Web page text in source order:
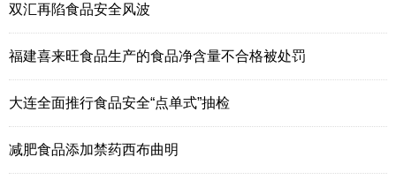
双汇再陷食品安全风波
福建喜来旺食品生产的食品净含量不合格被处罚
大连全面推行食品安全“点单式”抽检
减肥食品添加禁药西布曲明